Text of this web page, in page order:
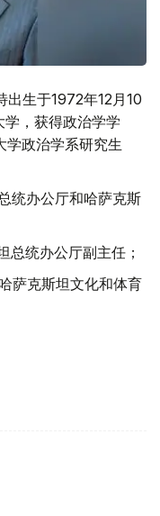
出生于1972年12月10
，获得政治学学
政治学系研究生
统办公厅和哈萨克斯
统办公厅副主任；
萨克斯坦文化和体育